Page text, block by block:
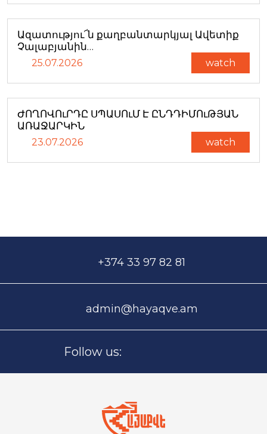
Ազատությու՜ն քաղբանտարկյալ Ավետիք
Չալաբյանին…
25.07.2026 watch
ԺՈՂՈՎՈւՐԴԸ ՍՊԱՍՈւՄ Է ԸՆԴԴԻՄՈւԹՅԱՆ
ԱՌԱՋԱՐԿԻՆ
23.07.2026 watch
+374 33 97 82 81
admin@hayaqve.am
Follow us: